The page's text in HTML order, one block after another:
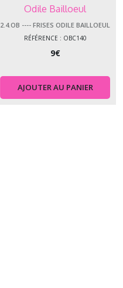
Odile Bailloeul
2.4.OB ---- FRISES ODILE BAILLOEUL
RÉFÉRENCE : OBC140
9€
AJOUTER AU PANIER